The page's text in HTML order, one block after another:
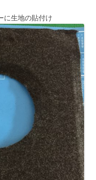
に生地の貼付け